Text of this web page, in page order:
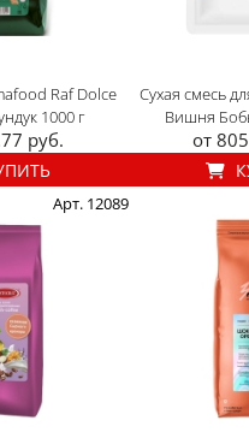
Raf Dolce
1000 г
руб.
Сухая смесь
Вишня
от
Арт. 12089